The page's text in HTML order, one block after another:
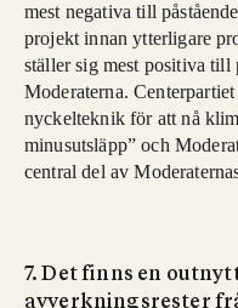
mest negativa till
projekt innan ytterligare
ställer sig mest positiva till
Moderaterna.
nyckelteknik för att nå
minusutsläpp” och
central del av
7. Det finns en
avverkningsrester